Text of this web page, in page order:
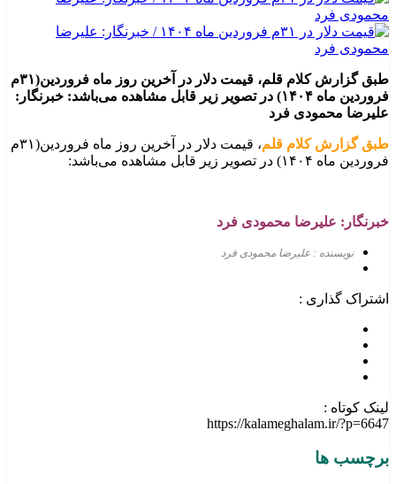
طبق گزارش کلام قلم، قیمت دلار در آخرین روز ماه فروردین(۳۱م
فروردین ماه ۱۴۰۴) در تصویر زیر قابل مشاهده می‌باشد: خبرنگار:
علیرضا محمودی فرد
طبق گزارش کلام قلم
، قیمت دلار در آخرین روز ماه فروردین(۳۱م
فروردین ماه ۱۴۰۴) در تصویر زیر قابل مشاهده می‌باشد:
خبرنگار: علیرضا محمودی فرد
نویسنده : علیرضا محمودی فرد
اشتراک گذاری :
لینک کوتاه :
https://kalameghalam.ir/?p=6647
برچسب ها